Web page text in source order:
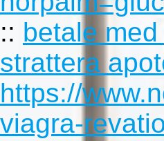
:: betale
strattera
https://
viagra-